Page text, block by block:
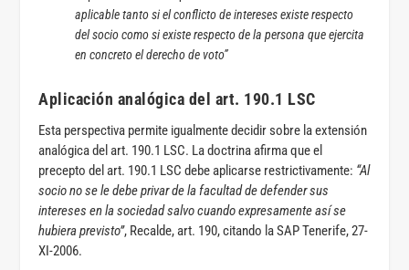
aplicable tanto si el conflicto de intereses existe respecto
del socio como si existe respecto de la persona que ejercita
en concreto el derecho de voto”
Aplicación analógica del art. 190.1 LSC
Esta perspectiva permite igualmente decidir sobre la extensión
analógica del art. 190.1 LSC. La doctrina afirma que el
precepto del art. 190.1 LSC debe aplicarse restrictivamente: “Al
socio no se le debe privar de la facultad de defender sus
intereses en la sociedad salvo cuando expresamente así se
hubiera previsto”, Recalde, art. 190, citando la SAP Tenerife, 27-
XI-2006.